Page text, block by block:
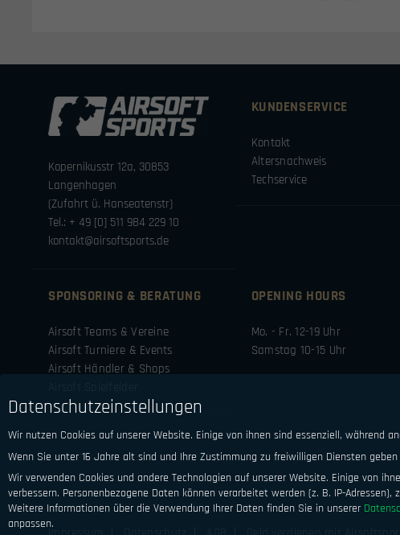
Kopernikusstr 12a, 30853
Langenhagen
(Zufahrt ü. Hanseatenstr)
Tel.: + 49 [0] 511 984 229 10
kontakt@airsoftsports.de
KUNDENSERVICE
Kontakt
Altersnachweis
Techservice
SPONSORING & BERATUNG
Airsoft Teams & Vereine
Airsoft Turniere & Events
Airsoft Händler & Shops
OPENING HOURS
Mo. - Fr. 12-19 Uhr
Samstag 10-15 Uhr
Datenschutzeinstellungen
Wir nutzen Cookies auf unserer Website. Einige von ihnen sind essenziell, während
Wenn Sie unter 16 Jahre alt sind und Ihre Zustimmung zu freiwilligen Diensten
Wir verwenden Cookies und andere Technologien auf unserer Website. Einige von
verbessern. Personenbezogene Daten können verarbeitet werden (z. B. IP-
Weitere Informationen über die Verwendung Ihrer Daten finden Sie in unserer
anpassen.